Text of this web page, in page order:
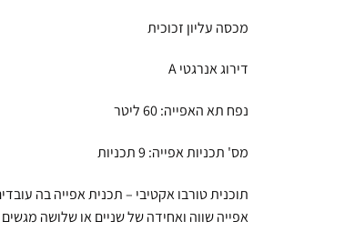
מכסה עליון זכוכית
דירוג אנרגטי A
נפח תא האפייה: 60 ליטר
מס' תכניות אפייה: 9 תכניות
תוכנית טורבו אקטיבי – תכנית אפייה בה
אפייה שווה ואחידה של שניים או שלושה